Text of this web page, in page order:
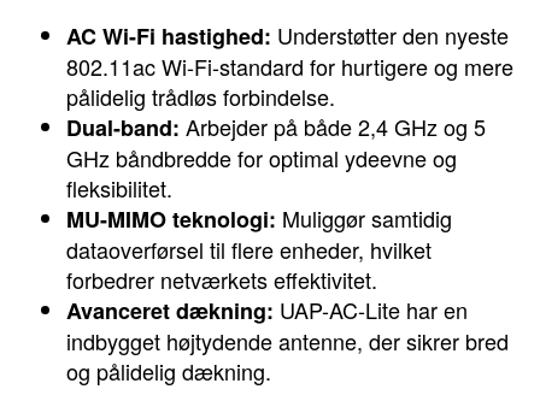
AC Wi-Fi hastighed: Understøtter den nyeste
802.11ac Wi-Fi-standard for hurtigere og mere
pålidelig trådløs forbindelse.
Dual-band: Arbejder på både 2,4 GHz og 5
GHz båndbredde for optimal ydeevne og
fleksibilitet.
MU-MIMO teknologi: Muliggør samtidig
dataoverførsel til flere enheder, hvilket
forbedrer netværkets effektivitet.
Avanceret dækning: UAP-AC-Lite har en
indbygget højtydende antenne, der sikrer bred
og pålidelig dækning.